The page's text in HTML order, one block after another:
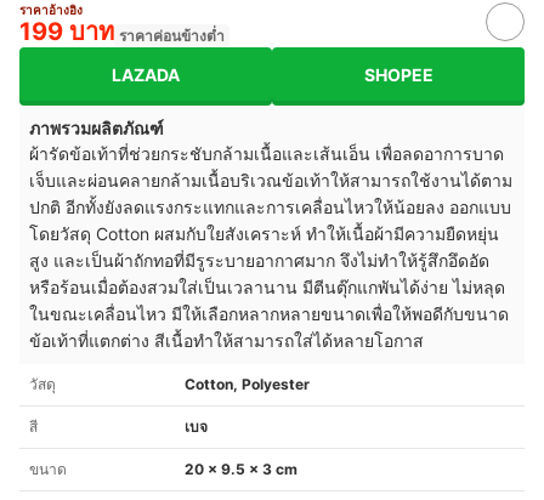
ราคาอ้างอิง
199 บาท ราคาค่อนข้างต่ำ
LAZADA SHOPEE
ภาพรวมผลิตภัณฑ์
ผ้ารัดข้อเท้าที่ช่วยกระชับกล้ามเนื้อและเส้นเอ็น เพื่อลดอาการบาด
เจ็บและผ่อนคลายกล้ามเนื้อบริเวณข้อเท้าให้สามารถใช้งานได้ตาม
ปกติ อีกทั้งยังลดแรงกระแทกและการเคลื่อนไหวให้น้อยลง ออกแบบ
โดยวัสดุ Cotton ผสมกับใยสังเคราะห์ ทำให้เนื้อผ้ามีความยืดหยุ่น
สูง และเป็นผ้าถักทอที่มีรูระบายอากาศมาก จึงไม่ทำให้รู้สึกอึดอัด
หรือร้อนเมื่อต้องสวมใส่เป็นเวลานาน มีตีนตุ๊กแกพันได้ง่าย ไม่หลุด
ในขณะเคลื่อนไหว มีให้เลือกหลากหลายขนาดเพื่อให้พอดีกับขนาด
ข้อเท้าที่แตกต่าง สีเนื้อทำให้สามารถใส่ได้หลายโอกาส
วัสดุ Cotton, Polyester
สี เบจ
ขนาด 20 × 9.5 × 3 cm